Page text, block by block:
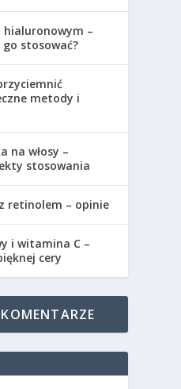
hialuronowym –
stosować?
metody i
na włosy –
stosowania
retinolem – opinie
i witamina C –
cery